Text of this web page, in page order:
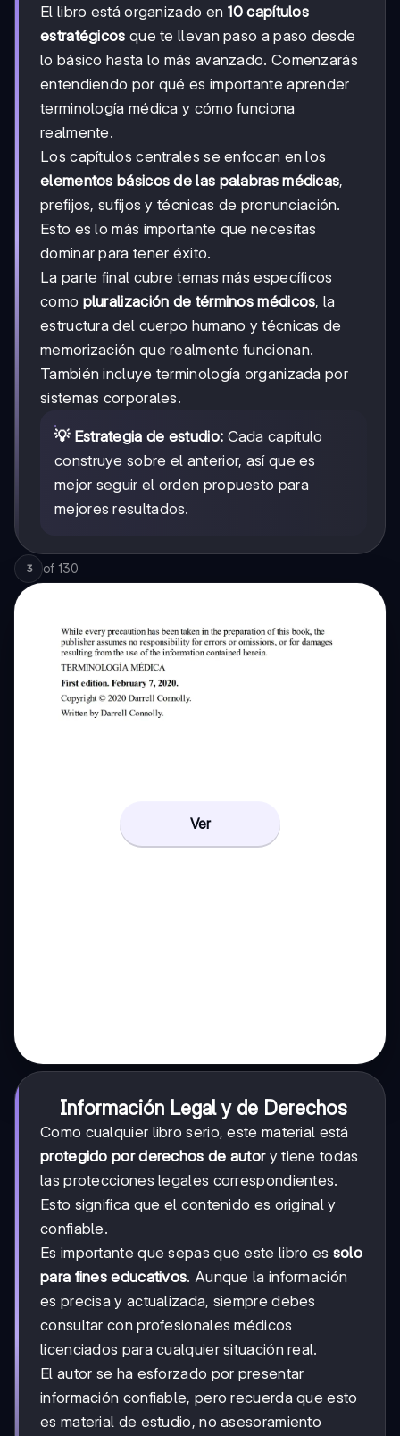
El libro está organizado en 10 capítulos
estratégicos que te llevan paso a paso desde
lo básico hasta lo más avanzado. Comenzarás
entendiendo por qué es importante aprender
terminología médica y cómo funciona
realmente.
Los capítulos centrales se enfocan en los
elementos básicos de las palabras médicas,
prefijos, sufijos y técnicas de pronunciación.
Esto es lo más importante que necesitas
dominar para tener éxito.
La parte final cubre temas más específicos
como pluralización de términos médicos, la
estructura del cuerpo humano y técnicas de
memorización que realmente funcionan.
También incluye terminología organizada por
sistemas corporales.
💡 Estrategia de estudio: Cada capítulo
construye sobre el anterior, así que es
mejor seguir el orden propuesto para
mejores resultados.
3 of 130
Ver
Información Legal y de Derechos
Como cualquier libro serio, este material está
protegido por derechos de autory tiene todas
las protecciones legales correspondientes.
Esto significa que el contenido es original y
confiable.
Es importante que sepas que este libro es solo
para fines educativos. Aunque la información
es precisa y actualizada, siempre debes
consultar con profesionales médicos
licenciados para cualquier situación real.
El autor se ha esforzado por presentar
información confiable, pero recuerda que esto
es material de estudio, no asesoramiento